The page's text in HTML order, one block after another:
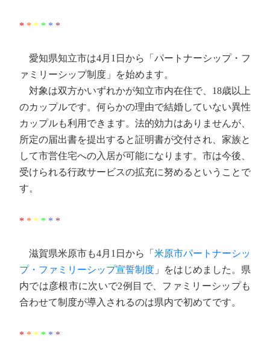
* * * * * *
愛知県知立市は4月1日から「パートナーシップ・フ
ァミリーシップ制度」を始めます。
対象は双方かいずれかが知立市内在住で、18歳以上
のカップルです。何らかの理由で結婚していない異性
カップルも利用できます。法的効力はありませんが、
所定の届出書を提出すると証明書が交付され、家族と
して市営住宅への入居が可能になります。市は今後、
受けられる行政サービスの拡充に努めるということで
す。
* * * * * *
滋賀県米原市も4月1日から「 米原市パートナーシッ
プ・ファミリーシップ宣誓制度 」をはじめました。県
内では彦根市に次いで2例目で、ファミリーシップも
合わせて制度が導入されるのは県内で初めてです。
* * * * * *